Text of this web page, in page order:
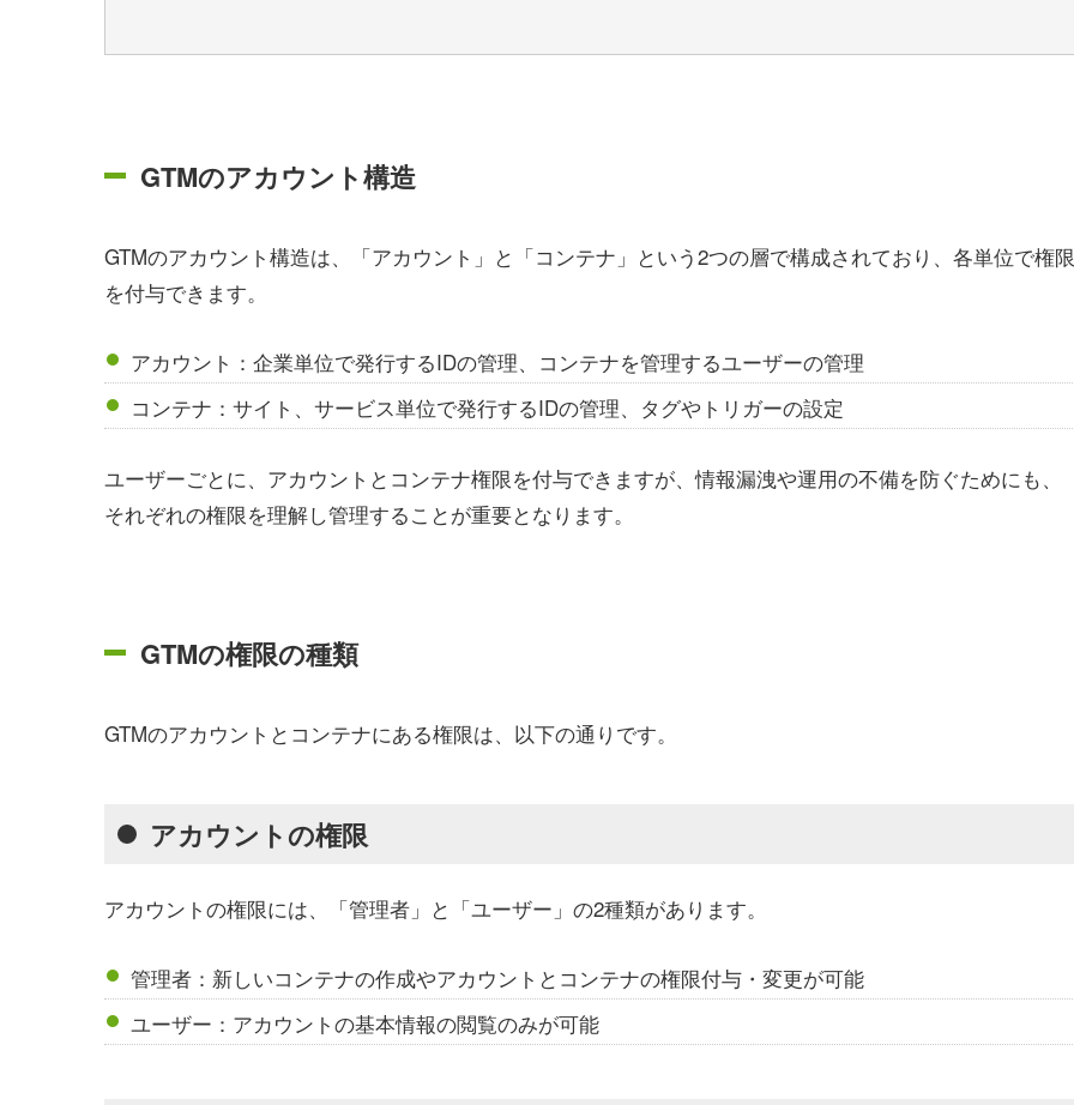
GTMのアカウント構造
GTMのアカウント構造は、「アカウント」と「コンテナ」という2つの層で構成されており、各単位で権限
を付与できます。
アカウント：企業単位で発行するIDの管理、コンテナを管理するユーザーの管理
コンテナ：サイト、サービス単位で発行するIDの管理、タグやトリガーの設定
ユーザーごとに、アカウントとコンテナ権限を付与できますが、情報漏洩や運用の不備を防ぐためにも、
それぞれの権限を理解し管理することが重要となります。
GTMの権限の種類
GTMのアカウントとコンテナにある権限は、以下の通りです。
アカウントの権限
アカウントの権限には、「管理者」と「ユーザー」の2種類があります。
管理者：新しいコンテナの作成やアカウントとコンテナの権限付与・変更が可能
ユーザー：アカウントの基本情報の閲覧のみが可能